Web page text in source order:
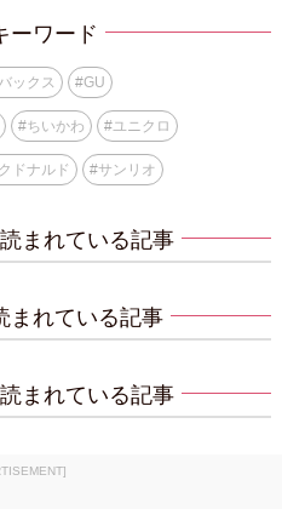
ーワード
ックス #GU
#ちいかわ #ユニクロ
ドナルド #サンリオ
まれている記事
まれている記事
まれている記事